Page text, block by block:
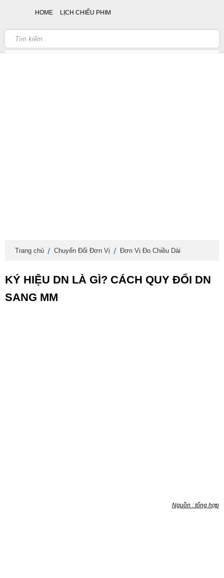
Trang chủ Chuyển Đổi Đơn Vị Đơn Vị Đo Chiều Dài
KÝ HIỆU DN LÀ GÌ? CÁCH QUY ĐỔI DN
SANG MM
Nguồn : tổng hợp
HOME LỊCH CHIẾU PHIM